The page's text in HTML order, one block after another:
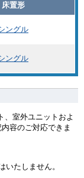
床置形
ングル
ングル
、室外ユニットおよ
容のご対応できま
いたしません。